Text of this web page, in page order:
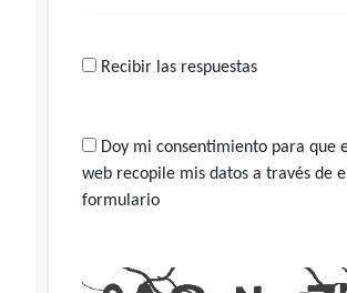
Recibir las respuestas
Doy mi consentimiento para que
web recopile mis datos a través de
formulario